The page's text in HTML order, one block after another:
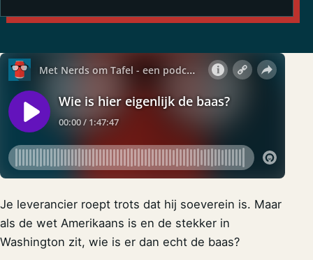
Je leverancier roept trots dat hij soeverein is. Maar
als de wet Amerikaans is en de stekker in
Washington zit, wie is er dan echt de baas?